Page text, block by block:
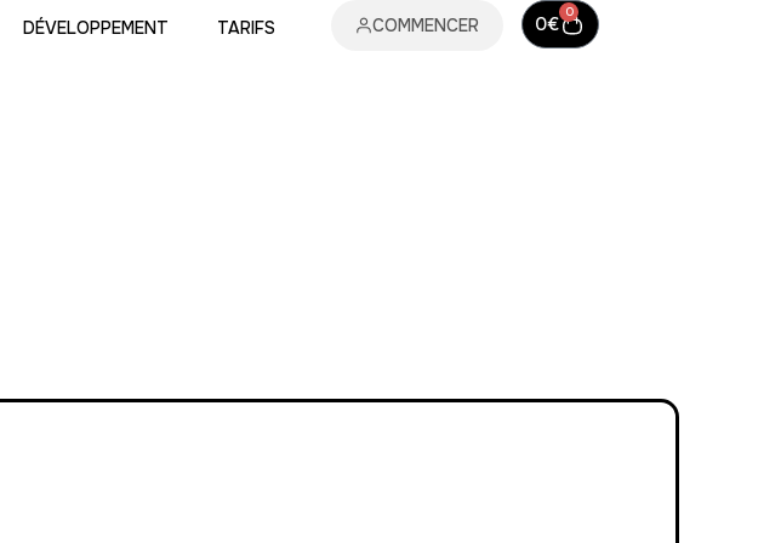
DÉVELOPPEMENT TARIFS COMMENCER 0€ 0